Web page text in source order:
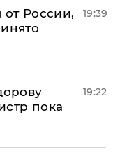
от России,
19:39
пока
19:22